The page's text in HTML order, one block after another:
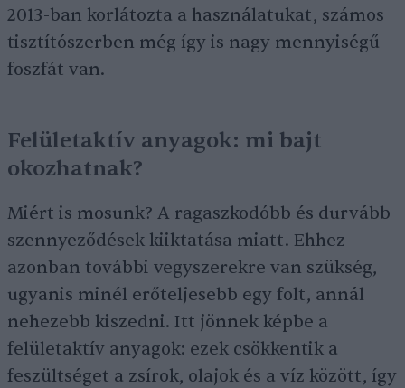
2013-ban korlátozta a használatukat, számos
tisztítószerben még így is nagy mennyiségű
foszfát van.
Felületaktív anyagok: mi bajt
okozhatnak?
Miért is mosunk? A ragaszkodóbb és durvább
szennyeződések kiiktatása miatt. Ehhez
azonban további vegyszerekre van szükség,
ugyanis minél erőteljesebb egy folt, annál
nehezebb kiszedni. Itt jönnek képbe a
felületaktív anyagok: ezek csökkentik a
feszültséget a zsírok, olajok és a víz között, így